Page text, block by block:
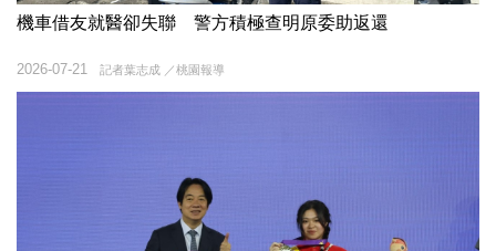
機車借友就醫卻失聯 警方積極查明原委助返還
記者葉志成 ／桃園報導
2026-07-21